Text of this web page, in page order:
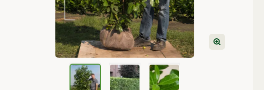
View larger imageView larger imageView larger image